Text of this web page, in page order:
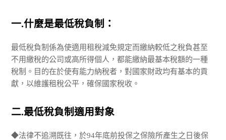
一.什麼是最低稅負制：
最低稅負制係為使適用租稅減免規定而繳納較低之稅負甚至
不用繳稅的公司或高所得個人，都能繳納最基本稅額的一種
稅制。目的在於使有能力納稅者，對國家財政均有基本的貢
獻，以維護租稅公平，確保國家稅收。
二.最低稅負制適用對象
◆法律不追溯既往，於94年底前投保之保險所產生之日後保